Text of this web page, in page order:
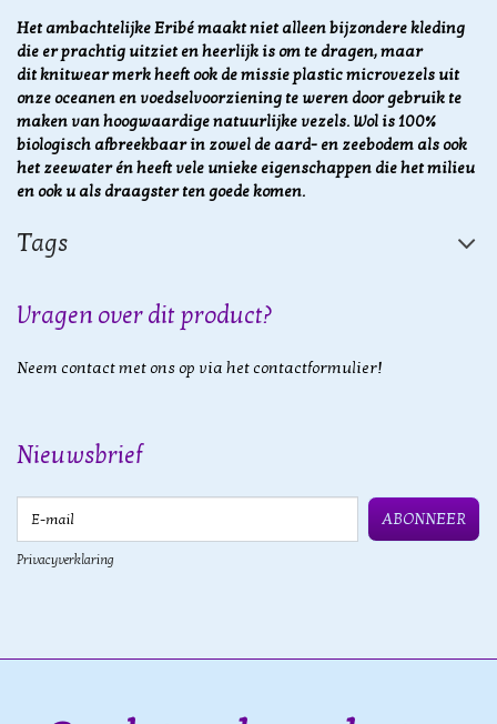
Het ambachtelijke Eribé maakt niet alleen bijzondere kleding
die er prachtig uitziet en heerlijk is om te dragen, maar
dit knitwear merk heeft ook de missie plastic microvezels uit
onze oceanen en voedselvoorziening te weren door gebruik te
maken van hoogwaardige natuurlijke vezels. Wol is 100%
biologisch afbreekbaar in zowel de aard- en zeebodem als ook
het zeewater én heeft vele unieke eigenschappen die het milieu
en ook u als draagster ten goede komen.
Tags
Vragen over dit product?
Neem contact met ons op via het contactformulier!
Nieuwsbrief
ABONNEER
Privacyverklaring